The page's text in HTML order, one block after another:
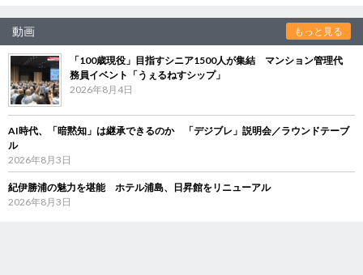
動画 もっと見る
「100歳現役」目指すシニア1500人が集結 マンション管理代
務員イベント「うぇるねすシップ」
2026年8月4日
AI時代、「暗黙知」は継承できるのか 「デジブレ」説明会／ラウンドテーブ
ル
2026年8月3日
紀伊勝浦の魅力を堪能 ホテル浦島、日昇館をリニューアル
2026年8月3日